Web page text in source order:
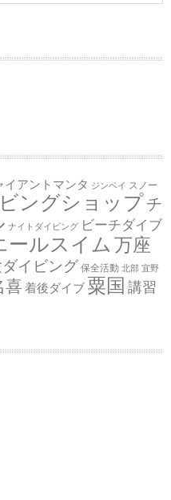
イアントマンタ ジンベイ
スノー
ングショップチ
ナイトダイビング ビーチダイブ
ールスイム 万座
イビング 保全活動 北部 宜野
喜 着後ダイブ 粟国 講習